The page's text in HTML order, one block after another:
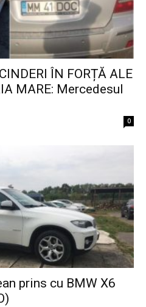
ÎN FORȚĂ ALE
MARE: Mercedesul
0
prins cu BMW X6